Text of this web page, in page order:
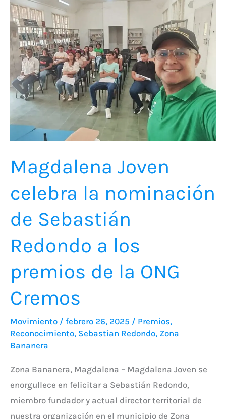
Magdalena Joven
celebra la nominación
de Sebastián
Redondo a los
premios de la ONG
Cremos
Movimiento / febrero 26, 2025 / Premios,
Reconocimiento, Sebastian Redondo, Zona
Bananera
Zona Bananera, Magdalena – Magdalena Joven se
enorgullece en felicitar a Sebastián Redondo,
miembro fundador y actual director territorial de
nuestra organización en el municipio de Zona
Joven
celebra
la
nominación
Sebastián
Redondo
a
de
ONG
Cremos